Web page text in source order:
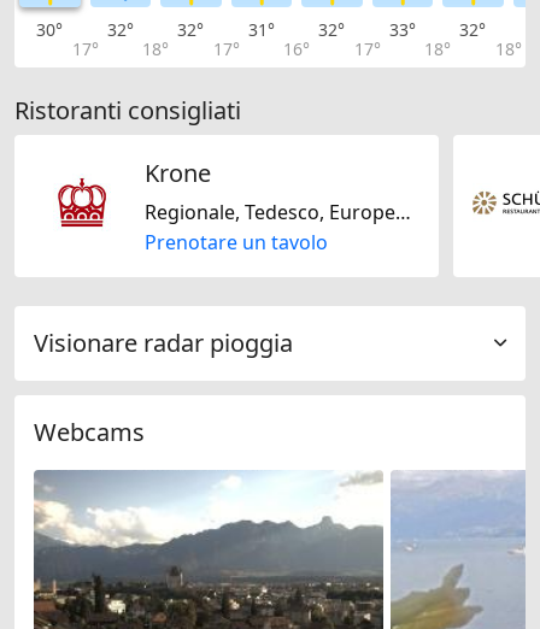
30°
17°
32°
18°
32°
17°
31°
16°
32°
17°
33°
18°
32°
18°
Ristoranti consigliati
Krone
Regionale, Tedesco, Europeo, Internazionale, Cinese, Francese, Americana, Senza lattosio, Senza glutine, Senza noci, Mediterranea
Prenotare un tavolo
Visionare radar pioggia
Webcams